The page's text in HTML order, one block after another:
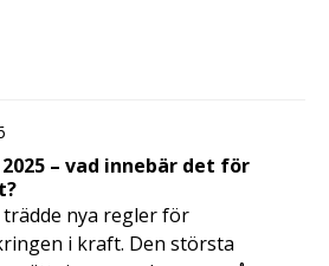
– vad innebär det för
nya regler för
i kraft. Den största